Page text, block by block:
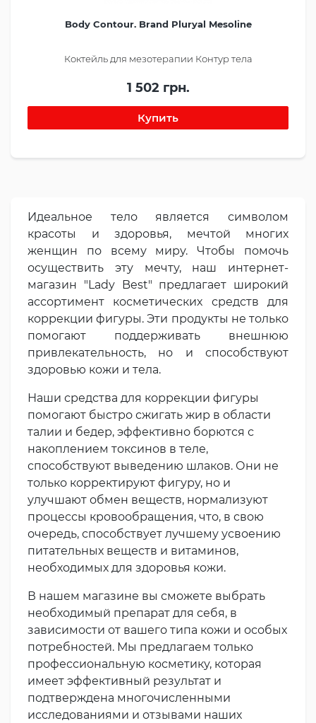
Body Contour. Brand Pluryal Mesoline
Коктейль для мезотерапии Контур тела
1 502 грн.
Идеальное тело является символом
красоты и здоровья, мечтой многих
женщин по всему миру. Чтобы помочь
осуществить эту мечту, наш интернет-
магазин "Lady Best" предлагает широкий
ассортимент косметических средств для
коррекции фигуры. Эти продукты не только
помогают поддерживать внешнюю
привлекательность, но и способствуют
здоровью кожи и тела.
Наши средства для коррекции фигуры
помогают быстро сжигать жир в области
талии и бедер, эффективно борются с
накоплением токсинов в теле,
способствуют выведению шлаков. Они не
только корректируют фигуру, но и
улучшают обмен веществ, нормализуют
процессы кровообращения, что, в свою
очередь, способствует лучшему усвоению
питательных веществ и витаминов,
необходимых для здоровья кожи.
В нашем магазине вы сможете выбрать
необходимый препарат для себя, в
зависимости от вашего типа кожи и особых
потребностей. Мы предлагаем только
профессиональную косметику, которая
имеет эффективный результат и
подтверждена многочисленными
исследованиями и отзывами наших